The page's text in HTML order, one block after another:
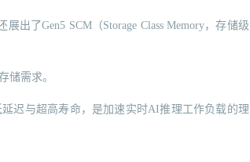
出了Gen5 SCM（Storage Class Memory，存储级
储需求。
迟与超高寿命，是加速实时AI推理工作负载的理